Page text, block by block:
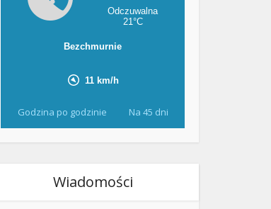
Godzina po godzinie Na 45 dni
Wiadomości